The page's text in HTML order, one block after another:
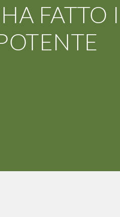
FATTO